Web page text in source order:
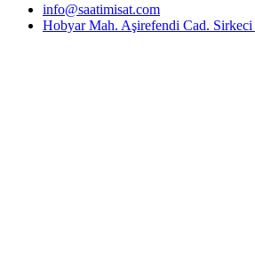
info@saatimisat.com
Hobyar Mah. Aşirefendi Cad. Sirkeci